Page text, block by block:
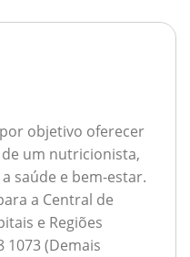
objetivo oferecer
um nutricionista,
saúde e bem-estar.
a Central de
e Regiões
1073 (Demais